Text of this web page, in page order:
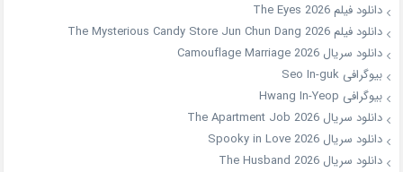
دانلود فیلم The Eyes 2026
دانلود فیلم The Mysterious Candy Store Jun Chun Dang 2026
دانلود سریال Camouflage Marriage 2026
بیوگرافی Seo In-guk
بیوگرافی Hwang In-Yeop
دانلود سریال The Apartment Job 2026
دانلود سریال Spooky in Love 2026
دانلود سریال The Husband 2026